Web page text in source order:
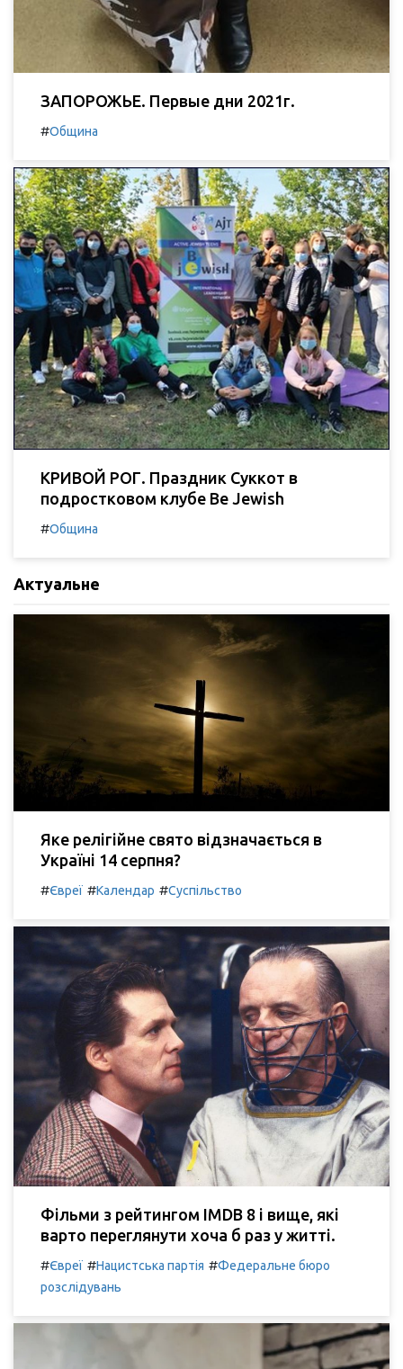
ЗАПОРОЖЬЕ. Первые дни 2021г.
#Община
КРИВОЙ РОГ. Праздник Суккот в
подростковом клубе Be Jewish
#Община
Актуальне
Яке релігійне свято відзначається в
Україні 14 серпня?
#Євреї #Календар #Суспільство
Фільми з рейтингом IMDB 8 і вище, які
варто переглянути хоча б раз у житті.
#Євреї #Нацистська партія #Федеральне бюро
розслідувань